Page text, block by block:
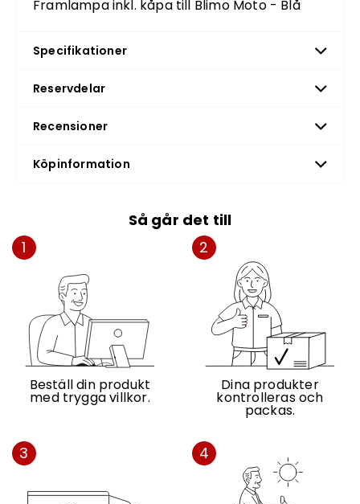
Framlampa inkl. kåpa till Blimo Moto - Blå
Specifikationer
Reservdelar
Recensioner
Köpinformation
Så går det till
1
Beställ din produkt
med trygga villkor.
2
Dina produkter
kontrolleras och
packas.
3 4